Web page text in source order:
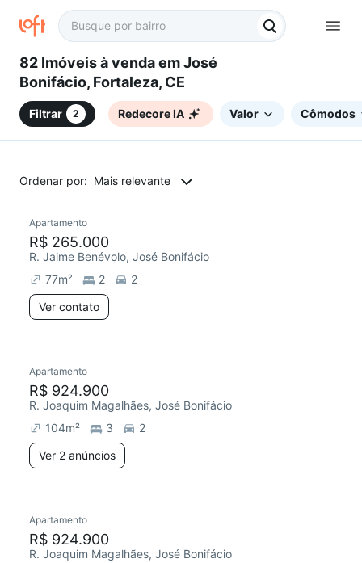
82 Imóveis à venda em José
Bonifácio, Fortaleza, CE
Filtrar 2 Redecore IA Valor Cômodos
Ordenar por: Mais relevante
Redecorar
Apartamento
R$ 265.000
R. Jaime Benévolo, José Bonifácio
77m² 2
2
Ver contato
Apartamento
R$ 924.900
R. Joaquim Magalhães, José Bonifácio
104m² 3
2
Ver 2 anúncios
Apartamento
R$ 924.900
R. Joaquim Magalhães, José Bonifácio